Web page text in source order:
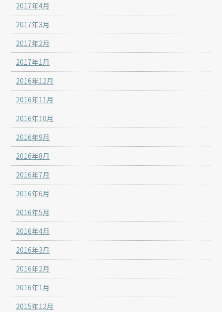
2017年4月
2017年3月
2017年2月
2017年1月
2016年12月
2016年11月
2016年10月
2016年9月
2016年8月
2016年7月
2016年6月
2016年5月
2016年4月
2016年3月
2016年2月
2016年1月
2015年12月